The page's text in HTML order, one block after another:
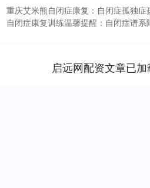
重庆艾米熊自闭症康复：自闭症孤独
自闭症康复训练温馨提醒：自闭症谱
启远网配资文章已